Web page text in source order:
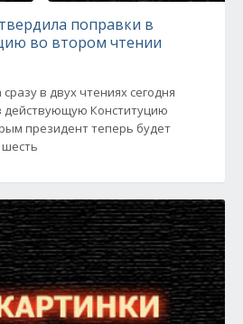
поправки в
во втором чтении
в двух чтениях сегодня
действующую Конституцию
президент теперь будет